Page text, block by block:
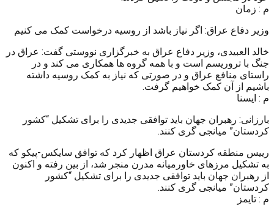
م : زمان
وزیر دفاع عراق: اگر نیاز باشد از روسیه درخواست کمک می کنیم
خالد العبیدی، وزیر دفاع عراق به خبرگزاری نووستی گفت: عراق در
جنگ با تروریسم است و با همه گروه ها همکاری می کند و در
راستای منافع عراق و در صورتی که نیاز به کمک روسیه داشته
باشیم از آن کمک خواهیم گرفت.
م : ایسنا
بارزانی: رهبران جهان باید توافقی جدیدی را برای تشکیل “کشور
کردستان” میانجی گری کنند.
رییس منطقه کردستان عراق اظهار کرد که توافق سایکس-پیکو که
به تشکیل مرزهای خاورمیانه مدرن منجر شد، از بین رفته و اکنون
از رهبران جهان باید توافقی جدیدی را برای تشکیل “کشور
کردستان” میانجی گری کنند.
م : تایمز